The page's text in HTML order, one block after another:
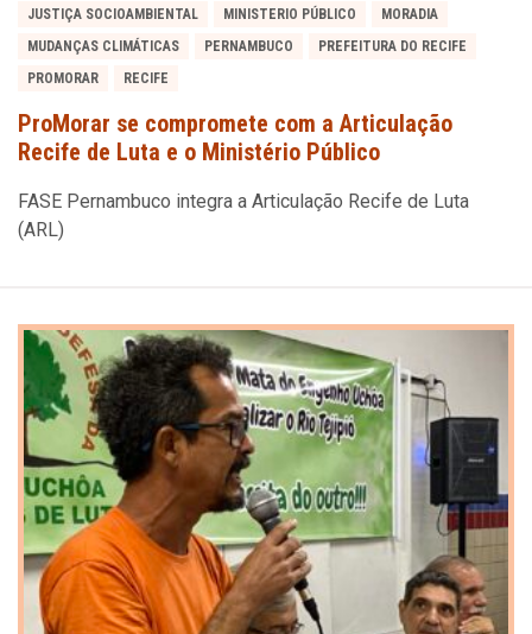
JUSTIÇA SOCIOAMBIENTAL
MINISTERIO PÚBLICO
MORADIA
MUDANÇAS CLIMÁTICAS
PERNAMBUCO
PREFEITURA DO RECIFE
PROMORAR
RECIFE
ProMorar se compromete com a Articulação
Recife de Luta e o Ministério Público
FASE Pernambuco integra a Articulação Recife de Luta
(ARL)